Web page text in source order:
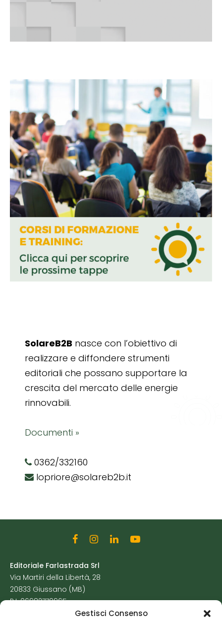
Gestisci Consenso
SolareB2B nasce con l’obiettivo di
realizzare e diffondere strumenti
editoriali che possano supportare la
crescita del mercato delle energie
rinnovabili.
Documenti »
0362/332160
lopriore@solareb2b.it
Editoriale Farlastrada Srl
Via Martiri della Libertà, 28
20833 Giussano (MB)
P.I. 06982770965